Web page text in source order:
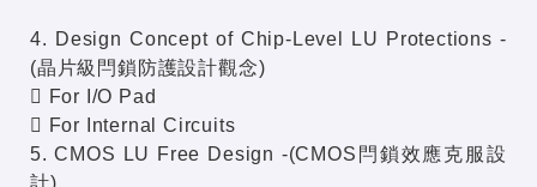
4. Design Concept of Chip-Level LU Protections -
(晶片級閂鎖防護設計觀念)
 For I/O Pad
 For Internal Circuits
5. CMOS LU Free Design -(CMOS閂鎖效應克服設
計)